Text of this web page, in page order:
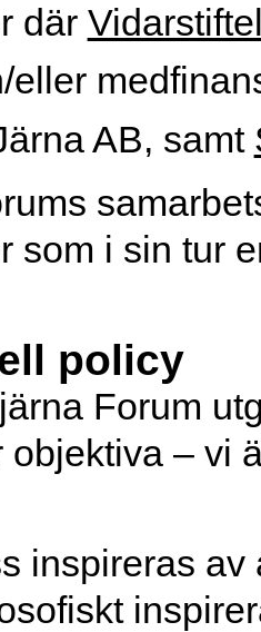
där
eller
AB, samt
som i sin tur
policy
Forum
objektiva – vi
inspireras